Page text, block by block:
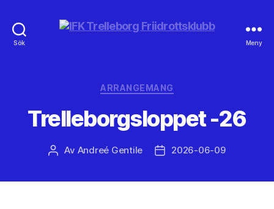
Sök Meny
Kategorier
ARRANGEMANG
Trelleborgsloppet -26
Inläggsförfattare
Av Andreé Gentile Inläggsdatum
2026-06-09